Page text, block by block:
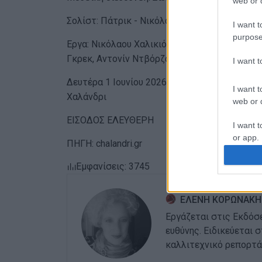
I want
I want
I want
web or
I want
or app.
I want
Σολίστ: Πάτρικ - Νικόλαος Φαρούγγιας
Εργα: Νικόλαου Χαλικιόπουλου - Μάντζαρου,
Γκρεκ, Αντονίν Ντβόρζακ, Τζάκομο
Δευτέρα 1 Ιουνίου 2026, ώρα 20:30 στο
Χαλάνδρι
ΕΙΣΟΔΟΣ ΕΛΕΥΘΕΡΗ
ΠΗΓΗ: chalandri.gr
Εμφανίσεις: 3745
ΕΛΕΝΗ ΚΟΡΩΝΑΚΗ
Εργάζεται στις
ευθύνης. Ειδικεύεται
καλλιτεχνικό